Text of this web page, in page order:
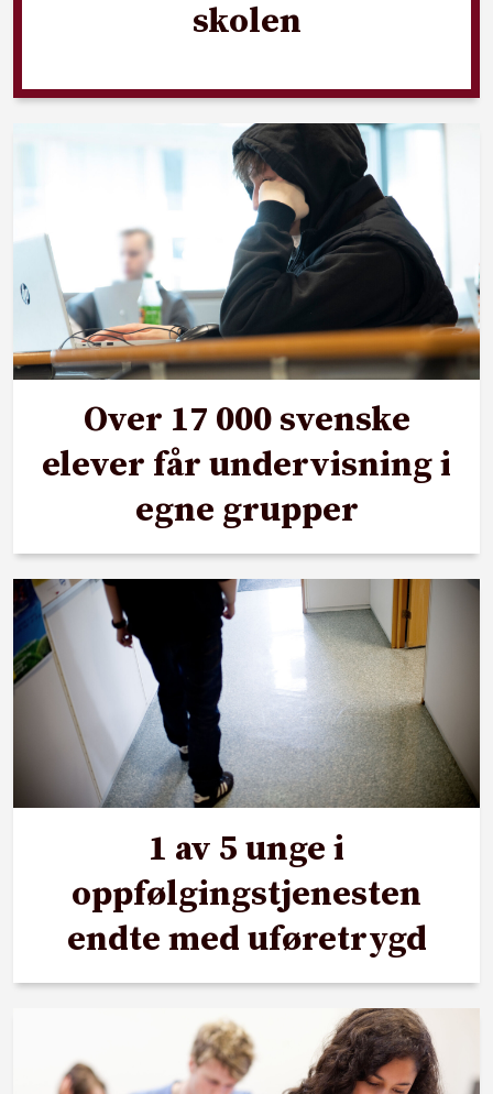
skolen
Over 17 000 svenske
elever får undervisning i
egne grupper
1 av 5 unge i
oppfølgingstjenesten
endte med uføretrygd